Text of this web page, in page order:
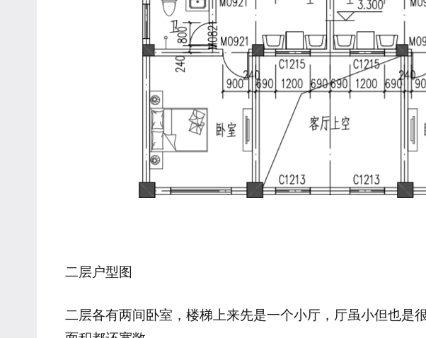
二层户型图
二层各有两间卧室，楼梯上来先是一个小厅，厅虽小但也是